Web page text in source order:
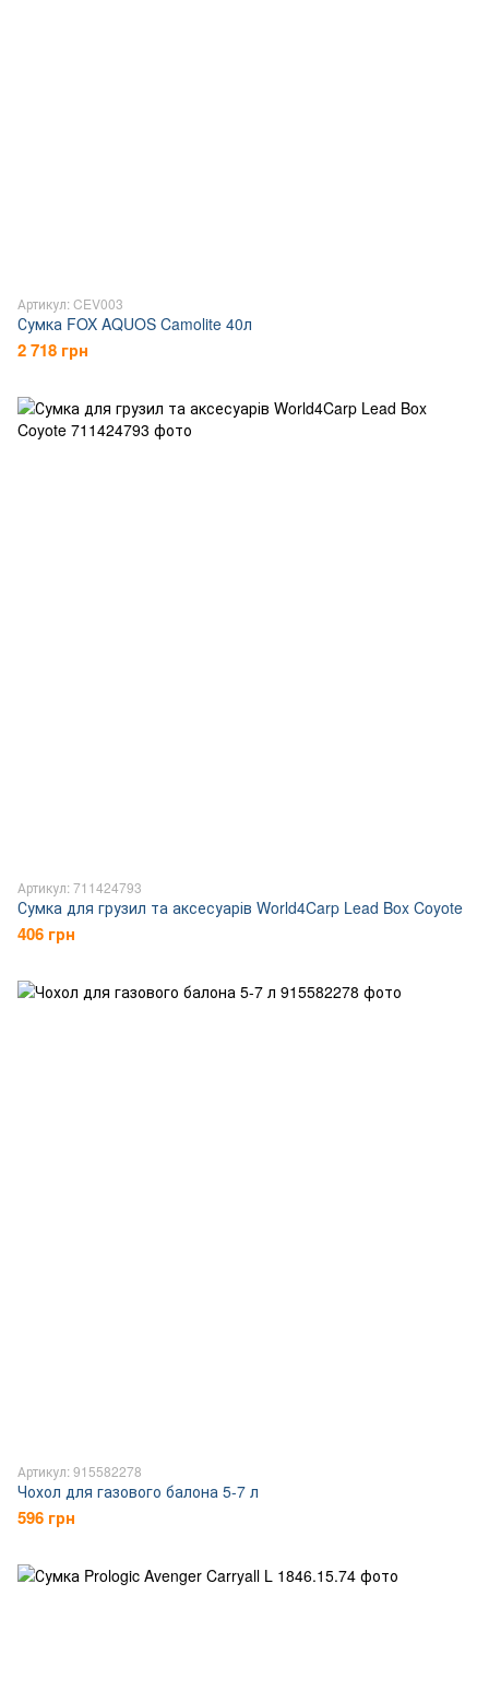
Артикул: CEV003
Сумка FOX AQUOS Camolite 40л
2 718 грн
Артикул: 711424793
Сумка для грузил та аксесуарів World4Carp Lead Box Coyote
406 грн
Артикул: 915582278
Чохол для газового балона 5-7 л
596 грн